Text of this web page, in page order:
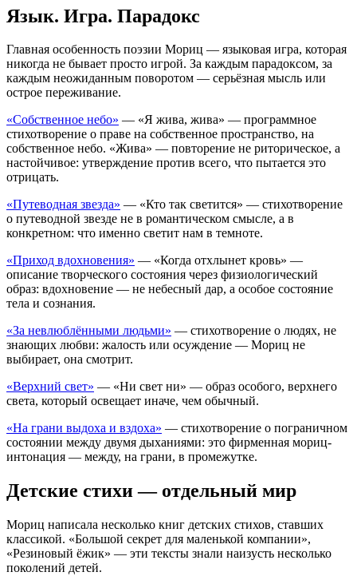
Язык. Игра. Парадокс
Главная особенность поэзии Мориц — языковая игра, которая
никогда не бывает просто игрой. За каждым парадоксом, за
каждым неожиданным поворотом — серьёзная мысль или
острое переживание.
«Собственное небо» — «Я жива, жива» — программное
стихотворение о праве на собственное пространство, на
собственное небо. «Жива» — повторение не риторическое, а
настойчивое: утверждение против всего, что пытается это
отрицать.
«Путеводная звезда» — «Кто так светится» — стихотворение
о путеводной звезде не в романтическом смысле, а в
конкретном: что именно светит нам в темноте.
«Приход вдохновения» — «Когда отхлынет кровь» —
описание творческого состояния через физиологический
образ: вдохновение — не небесный дар, а особое состояние
тела и сознания.
«За невлюблёнными людьми» — стихотворение о людях, не
знающих любви: жалость или осуждение — Мориц не
выбирает, она смотрит.
«Верхний свет» — «Ни свет ни» — образ особого, верхнего
света, который освещает иначе, чем обычный.
«На грани выдоха и вздоха» — стихотворение о пограничном
состоянии между двумя дыханиями: это фирменная мориц-
интонация — между, на грани, в промежутке.
Детские стихи — отдельный мир
Мориц написала несколько книг детских стихов, ставших
классикой. «Большой секрет для маленькой компании»,
«Резиновый ёжик» — эти тексты знали наизусть несколько
поколений детей.